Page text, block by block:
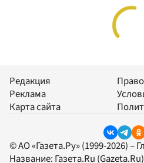
Редакция
Реклама
Карта сайта
© АО «Газета.Ру» (1999-2026) –
Название: Газета.Ru (Gazeta.Ru)